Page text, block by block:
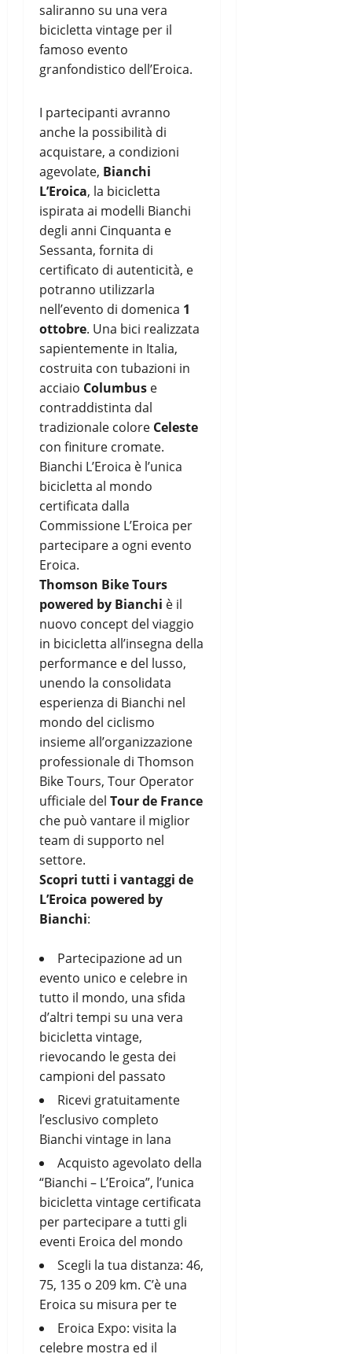
saliranno su una vera
bicicletta vintage per il
famoso evento
granfondistico dell’Eroica.
I partecipanti avranno
anche la possibilità di
acquistare, a condizioni
agevolate, Bianchi
L’Eroica, la bicicletta
ispirata ai modelli Bianchi
degli anni Cinquanta e
Sessanta, fornita di
certificato di autenticità, e
potranno utilizzarla
nell’evento di domenica 1
ottobre. Una bici realizzata
sapientemente in Italia,
costruita con tubazioni in
acciaio Columbus e
contraddistinta dal
tradizionale colore Celeste
con finiture cromate.
Bianchi L’Eroica è l’unica
bicicletta al mondo
certificata dalla
Commissione L’Eroica per
partecipare a ogni evento
Eroica.
Thomson Bike Tours
powered by Bianchi è il
nuovo concept del viaggio
in bicicletta all’insegna della
performance e del lusso,
unendo la consolidata
esperienza di Bianchi nel
mondo del ciclismo
insieme all’organizzazione
professionale di Thomson
Bike Tours, Tour Operator
ufficiale del Tour de France
che può vantare il miglior
team di supporto nel
settore.
Scopri tutti i vantaggi de
L’Eroica powered by
Bianchi:
Partecipazione ad un
evento unico e celebre in
tutto il mondo, una sfida
d’altri tempi su una vera
bicicletta vintage,
rievocando le gesta dei
campioni del passato
Ricevi gratuitamente
l’esclusivo completo
Bianchi vintage in lana
Acquisto agevolato della
“Bianchi – L’Eroica”, l’unica
bicicletta vintage certificata
per partecipare a tutti gli
eventi Eroica del mondo
Scegli la tua distanza: 46,
75, 135 o 209 km. C’è una
Eroica su misura per te
Eroica Expo: visita la
celebre mostra ed il